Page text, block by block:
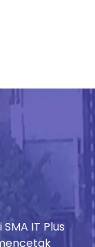
IT Plus